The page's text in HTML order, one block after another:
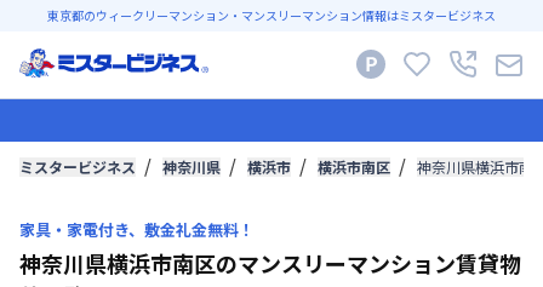
東京都のウィークリーマンション・マンスリーマンション情報はミスタービジネス
ミスタービジネス 神奈川県 横浜市 横浜市南区 神奈川県横浜市南
家具・家電付き、敷金礼金無料！
神奈川県横浜市南区のマンスリーマンション賃貸物